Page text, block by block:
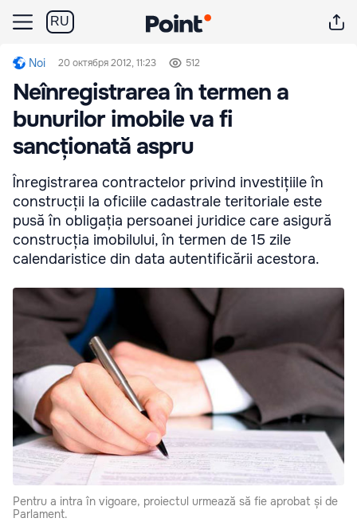
RU
Noi 20 октября 2012, 11:23 512
Neînregistrarea în termen a
bunurilor imobile va fi
sancționată aspru
Înregistrarea contractelor privind investițiile în
construcții la oficiile cadastrale teritoriale este
pusă în obligația persoanei juridice care asigură
construcția imobilului, în termen de 15 zile
calendaristice din data autentificării acestora.
Pentru a intra în vigoare, proiectul urmează să fie aprobat și de
Parlament.